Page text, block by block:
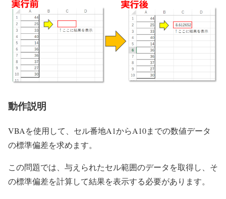
動作説明
VBAを使用して、セル番地A1からA10までの数値データ
の標準偏差を求めます。
この問題では、与えられたセル範囲のデータを取得し、そ
の標準偏差を計算して結果を表示する必要があります。